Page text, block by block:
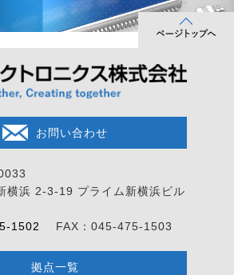
お問い合わせ
横浜 2-3-19 プライム新横浜ビル
1502 FAX：045-475-1503
拠点一覧